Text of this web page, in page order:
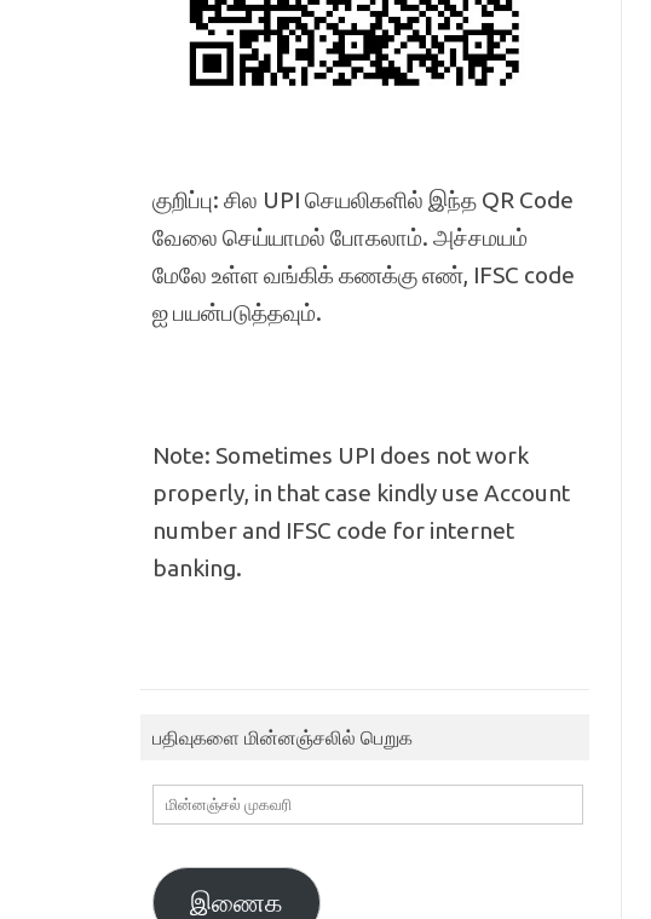
குறிப்பு: சில UPI செயலிகளில் இந்த QR Code
வேலை செய்யாமல் போகலாம். அச்சமயம்
மேலே உள்ள வங்கிக் கணக்கு எண், IFSC code
ஐ பயன்படுத்தவும்.
Note: Sometimes UPI does not work
properly, in that case kindly use Account
number and IFSC code for internet
banking.
பதிவுகளை மின்னஞ்சலில் பெறுக
மின்னஞ்சல்
முகவரி
இணைக